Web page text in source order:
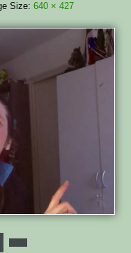
Size: 640 × 427